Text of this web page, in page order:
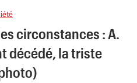
circonstances : A.
décédé, la triste